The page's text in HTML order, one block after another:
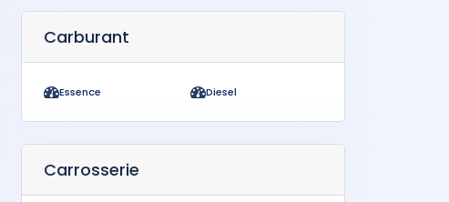
Carburant
Essence Diesel
Carrosserie